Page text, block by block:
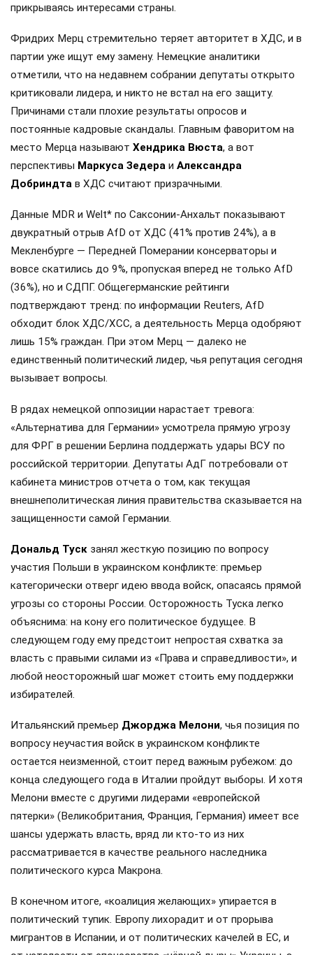
прикрываясь интересами страны.
Фридрих Мерц стремительно теряет авторитет в ХДС, и в
партии уже ищут ему замену. Немецкие аналитики
отметили, что на недавнем собрании депутаты открыто
критиковали лидера, и никто не встал на его защиту.
Причинами стали плохие результаты опросов и
постоянные кадровые скандалы. Главным фаворитом на
место Мерца называют Хендрика Вюста, а вот
перспективы Маркуса Зедера и Александра
Добриндта в ХДС считают призрачными.
Данные MDR и Welt* по Саксонии-Анхальт показывают
двукратный отрыв AfD от ХДС (41% против 24%), а в
Мекленбурге — Передней Померании консерваторы и
вовсе скатились до 9%, пропуская вперед не только AfD
(36%), но и СДПГ. Общегерманские рейтинги
подтверждают тренд: по информации Reuters, AfD
обходит блок ХДС/ХСС, а деятельность Мерца одобряют
лишь 15% граждан. При этом Мерц — далеко не
единственный политический лидер, чья репутация сегодня
вызывает вопросы.
В рядах немецкой оппозиции нарастает тревога:
«Альтернатива для Германии» усмотрела прямую угрозу
для ФРГ в решении Берлина поддержать удары ВСУ по
российской территории. Депутаты АдГ потребовали от
кабинета министров отчета о том, как текущая
внешнеполитическая линия правительства сказывается на
защищенности самой Германии.
Дональд Туск занял жесткую позицию по вопросу
участия Польши в украинском конфликте: премьер
категорически отверг идею ввода войск, опасаясь прямой
угрозы со стороны России. Осторожность Туска легко
объяснима: на кону его политическое будущее. В
следующем году ему предстоит непростая схватка за
власть с правыми силами из «Права и справедливости», и
любой неосторожный шаг может стоить ему поддержки
избирателей.
Итальянский премьер Джорджа Мелони, чья позиция по
вопросу неучастия войск в украинском конфликте
остается неизменной, стоит перед важным рубежом: до
конца следующего года в Италии пройдут выборы. И хотя
Мелони вместе с другими лидерами «европейской
пятерки» (Великобритания, Франция, Германия) имеет все
шансы удержать власть, вряд ли кто-то из них
рассматривается в качестве реального наследника
политического курса Макрона.
В конечном итоге, «коалиция желающих» упирается в
политический тупик. Европу лихорадит и от прорыва
мигрантов в Испании, и от политических качелей в ЕС, и